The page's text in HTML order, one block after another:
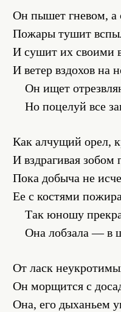
Он пышет гневом, а
Пожары тушит
И сушит их своими
И ветер вздохов на
Он ищет
Но поцелуй все
Как алчущий орел,
И вздрагивая зобом
Пока добыча не
Ее с костями
Так юношу
Она лобзала — в
От ласк
Он морщится с
Она, его дыханьем